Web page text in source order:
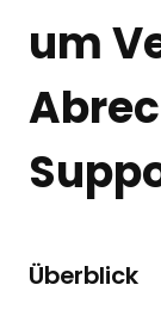
um
Überblick